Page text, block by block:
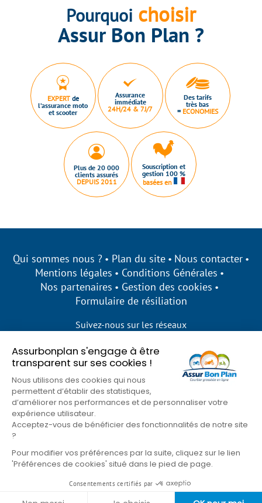
Assurbonplan s'engage à être
transparent sur ses cookies !
Nous utilisons des cookies qui nous
permettent d’établir des statistiques,
d’améliorer nos performances et de personnaliser votre
expérience utilisateur.
Acceptez-vous de bénéficier des fonctionnalités de notre site
?
Pour modifier vos préférences par la suite, cliquez sur le lien
'Préférences de cookies' situé dans le pied de page.
Consentements certifiés par
Pourquoi choisir
Assur Bon Plan ?
EXPERTde
l’assurance moto
et scooter
Assurance
immédiate
24H/24 & 7J/7
Des tarifs
très bas
= ECONOMIES
Plus de 20 000
clients assurés
DEPUIS 2011
Souscription et
gestion 100 %
basées en
Qui sommes nous ? Plan du site
Nous contacter
Mentions légales
Conditions Générales
Nos partenaires
Gestion des cookies
Formulaire de résiliation
Suivez-nous sur les réseaux